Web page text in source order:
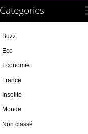
Categories
Buzz
Eco
Economie
France
Insolite
Monde
Non classé